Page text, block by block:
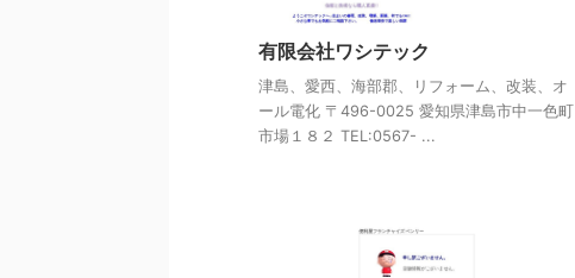
有限会社ワシテック
津島、愛西、海部郡、リフォーム、改装、オ
ール電化 〒496-0025 愛知県津島市中一色町
市場１８２ TEL:0567- ...